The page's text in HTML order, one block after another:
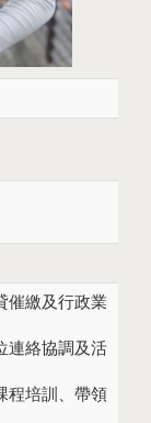
催繳及行政業
連絡協調及活
程培訓、帶領